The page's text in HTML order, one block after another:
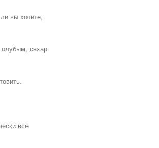
вы хотите,
сахар
все